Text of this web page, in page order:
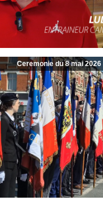
Ceremonie du 8 mai 2026